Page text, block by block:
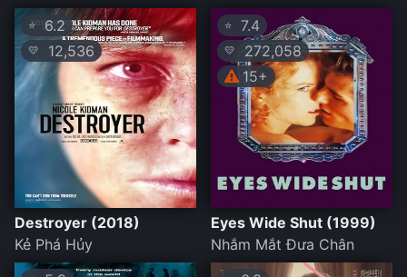
⭐ 6.2
💛 12,536
Destroyer (2018)
Kẻ Phá Hủy
⭐ 7.4
💛
272,058
15+
Eyes Wide Shut (1999)
Nhắm Mắt Đưa Chân